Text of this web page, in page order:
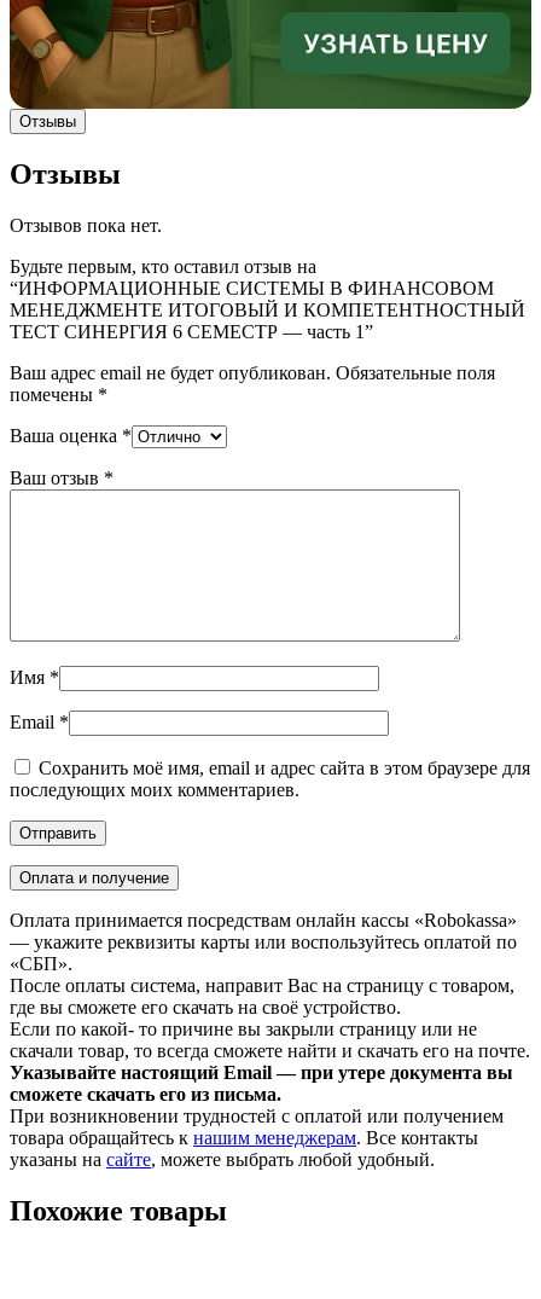
Отзывы
Отзывы
Отзывов пока нет.
Будьте первым, кто оставил отзыв на
“ИНФОРМАЦИОННЫЕ СИСТЕМЫ В ФИНАНСОВОМ
МЕНЕДЖМЕНТЕ ИТОГОВЫЙ И КОМПЕТЕНТНОСТНЫЙ
ТЕСТ СИНЕРГИЯ 6 СЕМЕСТР — часть 1”
Ваш адрес email не будет опубликован. Обязательные поля
помечены *
Ваша оценка *
Ваш отзыв *
Имя *
Email *
Сохранить моё имя, email и адрес сайта в этом браузере для
последующих моих комментариев.
Оплата и получение
Оплата принимается посредствам онлайн кассы «Robokassa»
— укажите реквизиты карты или воспользуйтесь оплатой по
«СБП».
После оплаты система, направит Вас на страницу с товаром,
где вы сможете его скачать на своё устройство.
Если по какой- то причине вы закрыли страницу или не
скачали товар, то всегда сможете найти и скачать его на почте.
Указывайте настоящий Email — при утере документа вы
сможете скачать его из письма.
При возникновении трудностей с оплатой или получением
товара обращайтесь к нашим менеджерам. Все контакты
указаны на сайте, можете выбрать любой удобный.
Похожие товары